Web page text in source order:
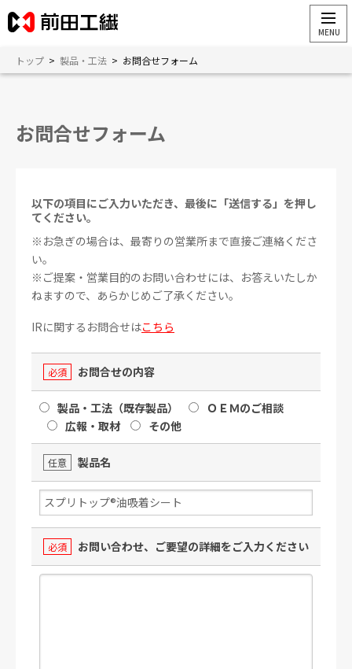
トップ > 製品・工法 > お問合せフォーム
お問合せフォーム
以下の項目にご入力いただき、最後に「送信する」を押し
てください。
※お急ぎの場合は、最寄りの営業所まで直接ご連絡くださ
い。
※ご提案・営業目的のお問い合わせには、お答えいたしか
ねますので、あらかじめご了承ください。
IRに関するお問合せはこちら
必須 お問合せの内容
製品・工法（既存製品）
ＯＥＭのご相談
広報・取材
その他
任意 製品名
必須 お問い合わせ、ご要望の詳細をご入力ください